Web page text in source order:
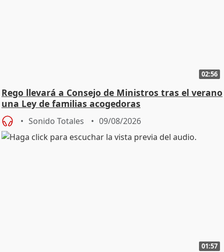
02:56
Rego llevará a Consejo de Ministros tras el verano
una Ley de familias acogedoras
Sonido Totales 09/08/2026
01:57